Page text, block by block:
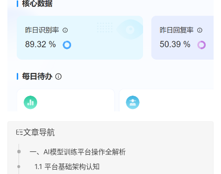
文章导航
一、AI模型训练平台操作全解析
1.1 平台基础架构认知